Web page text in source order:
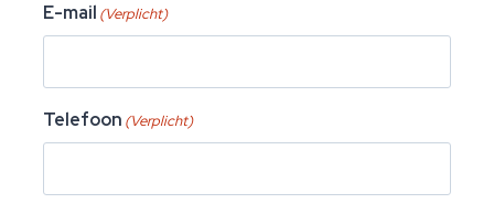
E-mail (Verplicht)
Telefoon (Verplicht)